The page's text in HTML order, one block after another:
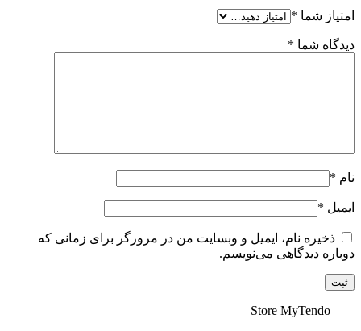
امتیاز شما *
دیدگاه شما *
نام *
ایمیل *
ذخیره نام، ایمیل و وبسایت من در مرورگر برای زمانی که
دوباره دیدگاهی می‌نویسم.
Store MyTendo